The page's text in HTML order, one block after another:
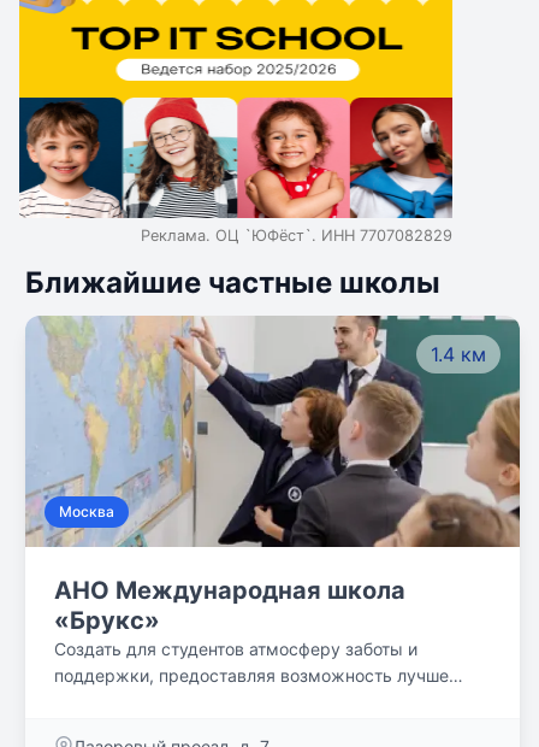
Реклама. ОЦ `ЮФёст`. ИНН 7707082829
Ближайшие частные школы
1.4 км
Москва
АНО Международная школа
«Брукс»
Создать для студентов атмосферу заботы и
поддержки, предоставляя возможность лучше